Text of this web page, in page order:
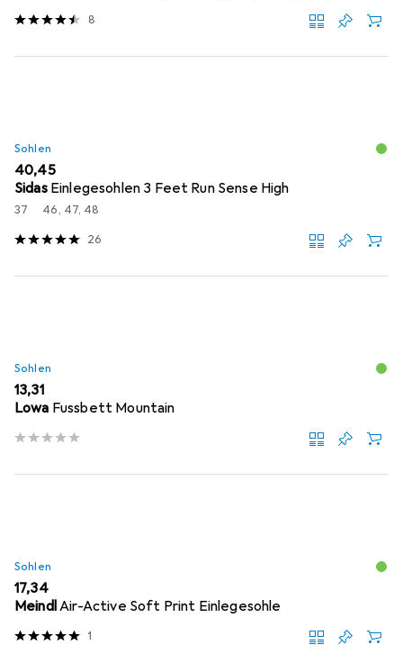
8
Sohlen
EUR
40,45
Sidas Einlegesohlen 3 Feet Run Sense High
37 46, 47, 48
26
Sohlen
EUR
13,31
Lowa Fussbett Mountain
Sohlen
EUR
17,34
MeindlAir-Active Soft Print Einlegesohle
1